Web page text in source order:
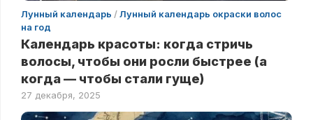
Лунный календарь /Лунный календарь окраски волос
на год
Календарь красоты: когда стричь
волосы, чтобы они росли быстрее (а
когда — чтобы стали гуще)
27 декабря, 2025